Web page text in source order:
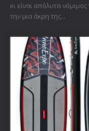
κι είναι απόλυτα
την μια άκρη της...